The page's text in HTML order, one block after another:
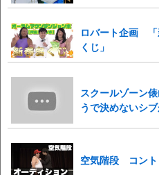
ロバート企画 「
くじ」
スクールゾーン
うで決めないシブ
空気階段 コント